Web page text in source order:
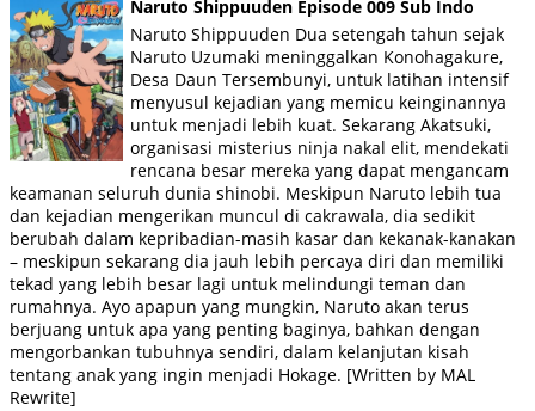
Naruto Shippuuden Episode 009 Sub Indo
Naruto Shippuuden Dua setengah tahun sejak
Naruto Uzumaki meninggalkan Konohagakure,
Desa Daun Tersembunyi, untuk latihan intensif
menyusul kejadian yang memicu keinginannya
untuk menjadi lebih kuat. Sekarang Akatsuki,
organisasi misterius ninja nakal elit, mendekati
rencana besar mereka yang dapat mengancam
keamanan seluruh dunia shinobi. Meskipun Naruto lebih tua
dan kejadian mengerikan muncul di cakrawala, dia sedikit
berubah dalam kepribadian-masih kasar dan kekanak-kanakan
– meskipun sekarang dia jauh lebih percaya diri dan memiliki
tekad yang lebih besar lagi untuk melindungi teman dan
rumahnya. Ayo apapun yang mungkin, Naruto akan terus
berjuang untuk apa yang penting baginya, bahkan dengan
mengorbankan tubuhnya sendiri, dalam kelanjutan kisah
tentang anak yang ingin menjadi Hokage. [Written by MAL
Rewrite]